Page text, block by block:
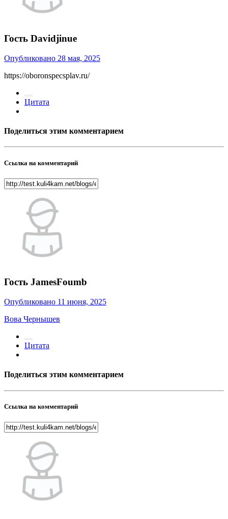
Гость Davidjinue
Опубликовано 28 мая, 2025
https://oboronspecsplav.ru/
Цитата
Поделиться этим комментарием
Ссылка на комментарий
Гость JamesFoumb
Опубликовано 11 июня, 2025
Вова Чернышев
Цитата
Поделиться этим комментарием
Ссылка на комментарий